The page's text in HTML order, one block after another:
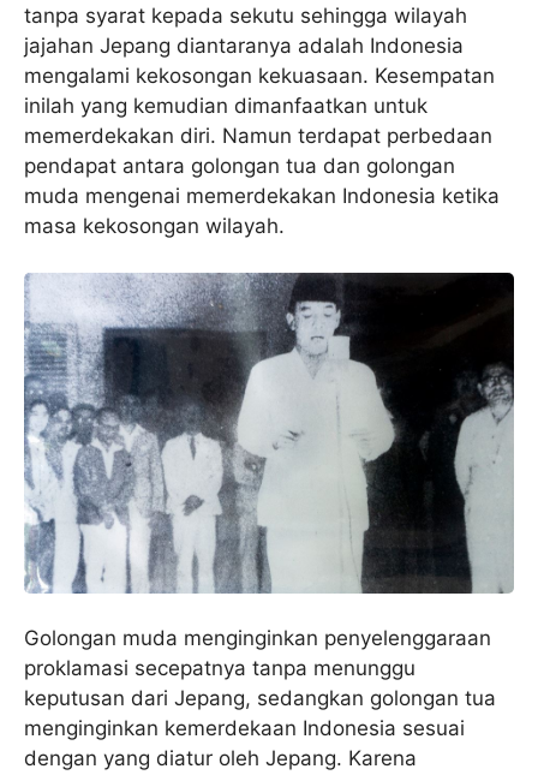
tanpa syarat kepada sekutu sehingga wilayah
jajahan Jepang diantaranya adalah Indonesia
mengalami kekosongan kekuasaan. Kesempatan
inilah yang kemudian dimanfaatkan untuk
memerdekakan diri. Namun terdapat perbedaan
pendapat antara golongan tua dan golongan
muda mengenai memerdekakan Indonesia ketika
masa kekosongan wilayah.
Golongan muda menginginkan penyelenggaraan
proklamasi secepatnya tanpa menunggu
keputusan dari Jepang, sedangkan golongan tua
menginginkan kemerdekaan Indonesia sesuai
dengan yang diatur oleh Jepang. Karena